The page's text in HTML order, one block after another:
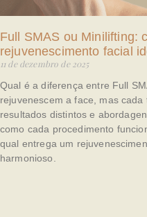
Full SMAS ou Minilifting:
rejuvenescimento facial
11 de dezembro de 2025
Qual é a diferença entre Full
rejuvenescem a face, mas
resultados distintos e
como cada procedimento
qual entrega um
harmonioso.